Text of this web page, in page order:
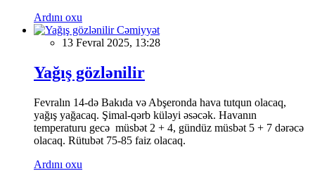
Ardını oxu
Cəmiyyət
13 Fevral 2025, 13:28
Yağış gözlənilir
Fevralın 14-də Bakıda və Abşeronda hava tutqun olacaq,
yağış yağacaq. Şimal-qərb küləyi əsəcək. Havanın
temperaturu gecə müsbət 2 + 4, gündüz müsbət 5 + 7 dərəcə
olacaq. Rütubət 75-85 faiz olacaq.
Ardını oxu